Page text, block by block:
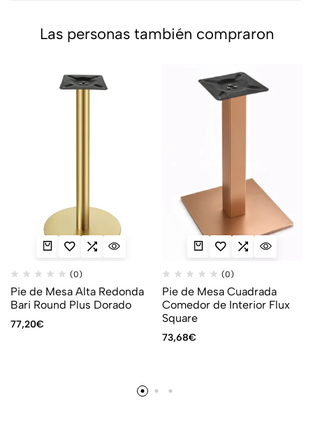
Las personas también compraron
(0)
Pie de Mesa Alta Redonda
Bari Round Plus Dorado
77,20€
(0)
Pie de Mesa Cuadrada
Comedor de Interior Flux
Square
73,68€